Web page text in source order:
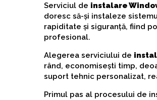
Serviciul de instalare
doresc să-și instaleze
rapiditate și siguranță, fiind
profesional.
Alegerea serviciului de
rând, economisești timp,
suport tehnic personalizat,
Primul pas al procesului de